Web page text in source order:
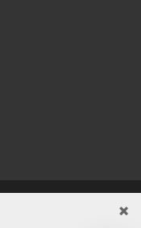
Saludecio (RN), Italia.
Tel +39 0541